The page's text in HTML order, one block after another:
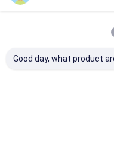
Good day, what product